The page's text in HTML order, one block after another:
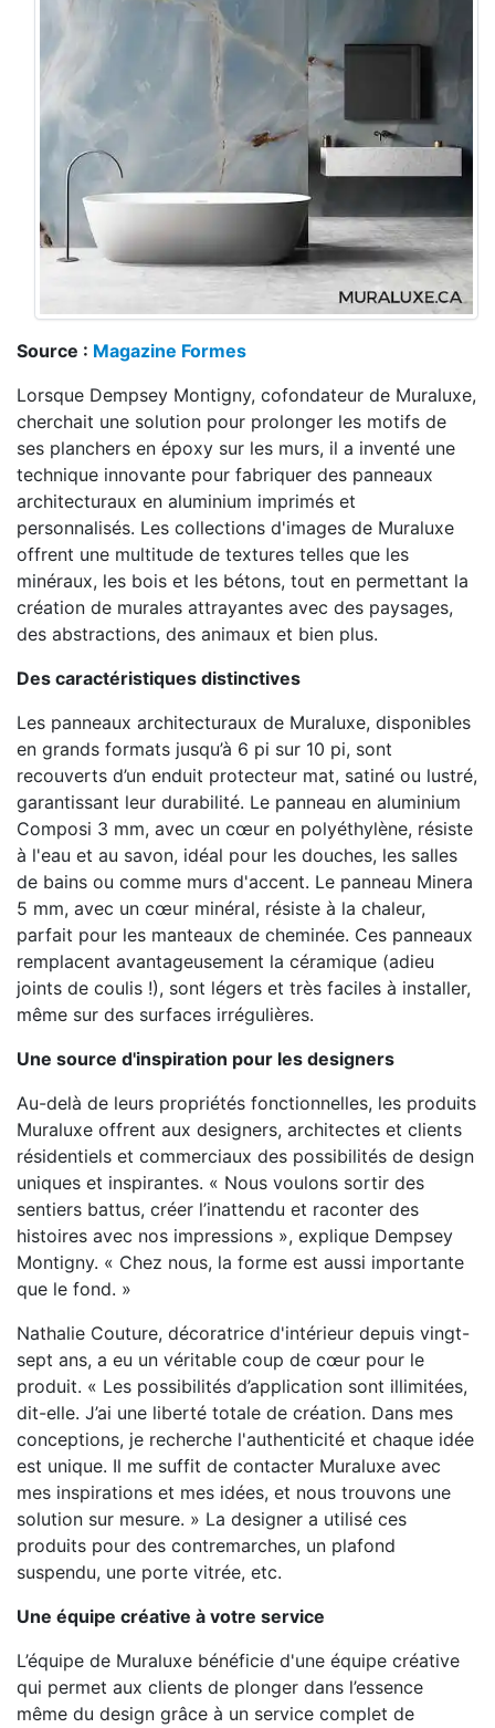
Source : Magazine Formes
Lorsque Dempsey Montigny, cofondateur de Muraluxe,
cherchait une solution pour prolonger les motifs de
ses planchers en époxy sur les murs, il a inventé une
technique innovante pour fabriquer des panneaux
architecturaux en aluminium imprimés et
personnalisés. Les collections d'images de Muraluxe
offrent une multitude de textures telles que les
minéraux, les bois et les bétons, tout en permettant la
création de murales attrayantes avec des paysages,
des abstractions, des animaux et bien plus.
Des caractéristiques distinctives
Les panneaux architecturaux de Muraluxe, disponibles
en grands formats jusqu’à 6 pi sur 10 pi, sont
recouverts d’un enduit protecteur mat, satiné ou lustré,
garantissant leur durabilité. Le panneau en aluminium
Composi 3 mm, avec un cœur en polyéthylène, résiste
à l'eau et au savon, idéal pour les douches, les salles
de bains ou comme murs d'accent. Le panneau Minera
5 mm, avec un cœur minéral, résiste à la chaleur,
parfait pour les manteaux de cheminée. Ces panneaux
remplacent avantageusement la céramique (adieu
joints de coulis !), sont légers et très faciles à installer,
même sur des surfaces irrégulières.
Une source d'inspiration pour les designers
Au-delà de leurs propriétés fonctionnelles, les produits
Muraluxe offrent aux designers, architectes et clients
résidentiels et commerciaux des possibilités de design
uniques et inspirantes. « Nous voulons sortir des
sentiers battus, créer l’inattendu et raconter des
histoires avec nos impressions », explique Dempsey
Montigny. « Chez nous, la forme est aussi importante
que le fond. »
Nathalie Couture, décoratrice d'intérieur depuis vingt-
sept ans, a eu un véritable coup de cœur pour le
produit. « Les possibilités d’application sont illimitées,
dit-elle. J’ai une liberté totale de création. Dans mes
conceptions, je recherche l'authenticité et chaque idée
est unique. Il me suffit de contacter Muraluxe avec
mes inspirations et mes idées, et nous trouvons une
solution sur mesure. » La designer a utilisé ces
produits pour des contremarches, un plafond
suspendu, une porte vitrée, etc.
Une équipe créative à votre service
L’équipe de Muraluxe bénéficie d'une équipe créative
qui permet aux clients de plonger dans l’essence
même du design grâce à un service complet de